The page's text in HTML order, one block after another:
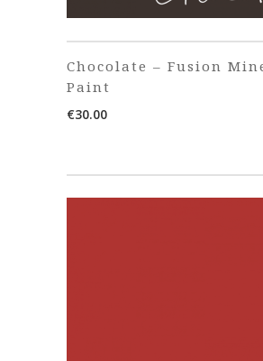
Chocolate – Fusion
Paint
€30.00